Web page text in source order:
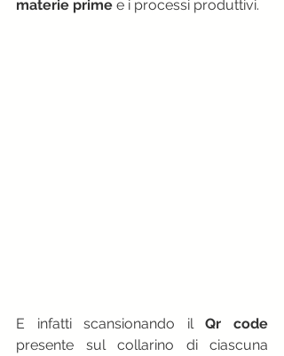
materie prime e i processi produttivi.
E infatti scansionando il Qr code
presente sul collarino di ciascuna